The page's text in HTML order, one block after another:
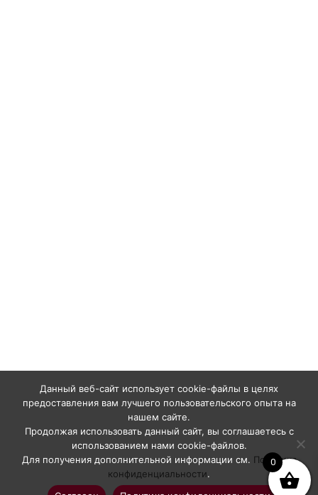
0
Данный веб-сайт использует cookie-файлы в целях
предоставления вам лучшего пользовательского опыта на
нашем сайте.
Продолжая использовать данный сайт, вы соглашаетесь с
использованием нами cookie-файлов.
Для получения дополнительной информации см. Политика
конфиденциальности.